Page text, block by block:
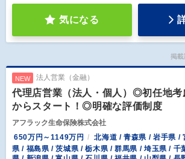
気になる
掲載
NEW 法人営業（金融）
代理店営業（法人・個人）◎初任地
からスタート！◎明確な評価制度
アフラック生命保険株式会社
650万円～1149万円
北海道 / 青森県 / 岩手県 /
県 / 福島県 / 茨城県 / 栃木県 / 群馬県 / 埼玉県 / 千